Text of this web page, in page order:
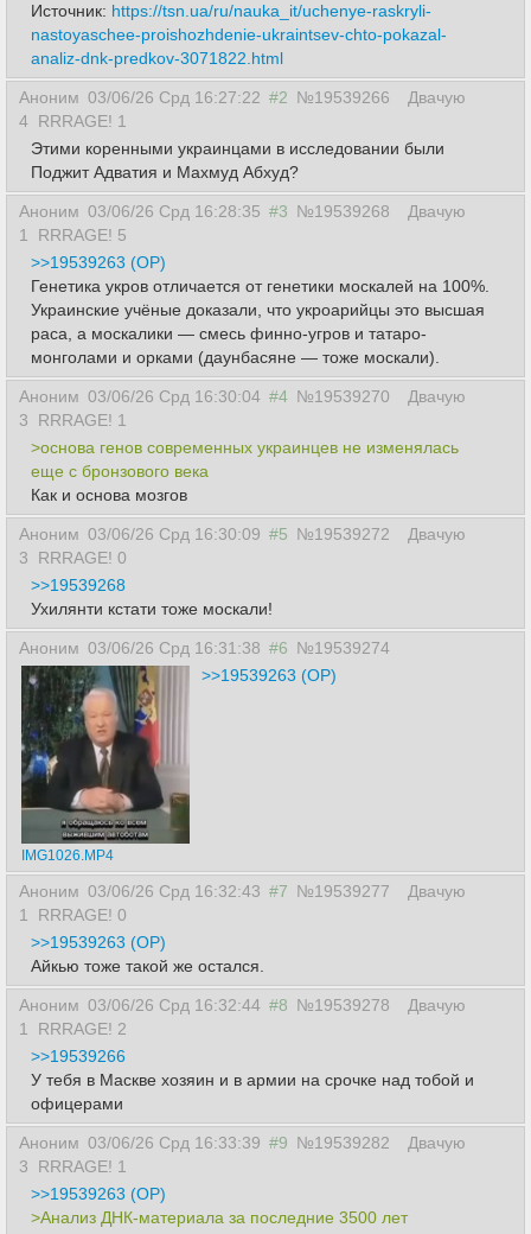
Источник: https://tsn.ua/ru/nauka_it/uchenye-raskryli-
nastoyaschee-proishozhdenie-ukraintsev-chto-pokazal-
analiz-dnk-predkov-3071822.html
Аноним 03/06/26 Срд 16:27:22 #2 №19539266
Двачую
4 RRRAGE! 1
Этими коренными украинцами в исследовании были
Поджит Адватия и Махмуд Абхуд?
Аноним 03/06/26 Срд 16:28:35 #3 №19539268
Двачую
1
RRRAGE! 5
>>19539263 (OP)
Генетика укров отличается от генетики москалей на 100%.
Украинские учёные доказали, что укроарийцы это высшая
раса, а москалики — смесь финно-угров и татаро-
монголами и орками (даунбасяне — тоже москали).
Аноним 03/06/26 Срд 16:30:04 #4 №19539270
Двачую
3
RRRAGE! 1
>основа генов современных украинцев не изменялась
еще с бронзового века
Как и основа мозгов
Аноним 03/06/26 Срд 16:30:09 #5 №19539272
Двачую
3
RRRAGE! 0
>>19539268
Ухилянти кстати тоже москали!
Аноним 03/06/26 Срд 16:31:38 #6 №19539274
IMG1026.MP4
>>19539263 (OP)
Аноним 03/06/26 Срд 16:32:43 #7 №19539277
Двачую
1
RRRAGE! 0
>>19539263 (OP)
Айкью тоже такой же остался.
Аноним 03/06/26 Срд 16:32:44 #8 №19539278
Двачую
1
RRRAGE! 2
>>19539266
У тебя в Маскве хозяин и в армии на срочке над тобой и
офицерами
Аноним 03/06/26 Срд 16:33:39 #9 №19539282
Двачую
3
RRRAGE! 1
>>19539263 (OP)
>Анализ ДНК-материала за последние 3500 лет